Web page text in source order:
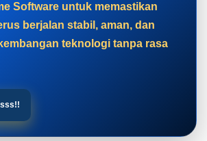
Software untuk memastikan
berjalan stabil, aman, dan
teknologi tanpa rasa